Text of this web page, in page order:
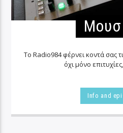
Το Radio984 φέρνει κοντά σας
όχι μόνο
Info and